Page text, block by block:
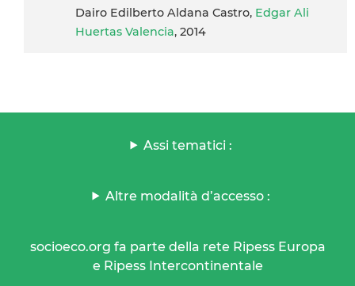
Dairo Edilberto Aldana Castro, Edgar Ali
Huertas Valencia, 2014
Assi tematici :
Altre modalità d’accesso :
socioeco.org fa parte della rete Ripess Europa
e Ripess Intercontinentale